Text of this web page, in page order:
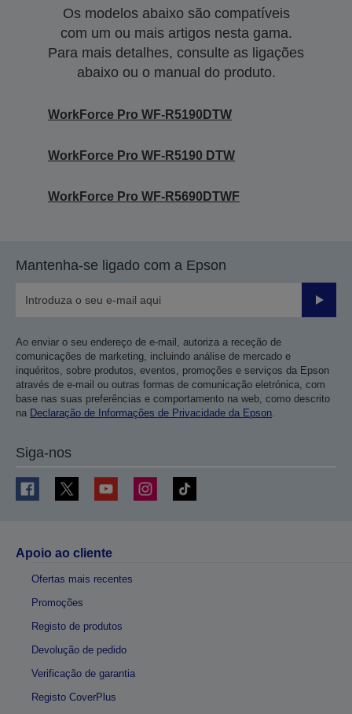
Os modelos abaixo são compatíveis
com um ou mais artigos nesta gama.
Para mais detalhes, consulte as ligações
abaixo ou o manual do produto.
WorkForce Pro WF-R5190DTW
WorkForce Pro WF-R5190 DTW
WorkForce Pro WF-R5690DTWF
Mantenha-se ligado com a Epson
Enviar
Ao enviar o seu endereço de e-mail, autoriza a receção de
comunicações de marketing, incluindo análise de mercado e
inquéritos, sobre produtos, eventos, promoções e serviços da Epson
através de e-mail ou outras formas de comunicação eletrónica, com
base nas suas preferências e comportamento na web, como descrito
na Declaração de Informações de Privacidade da Epson.
Siga-nos
Apoio ao cliente
Ofertas mais recentes
Promoções
Registo de produtos
Devolução de pedido
Verificação de garantia
Registo CoverPlus